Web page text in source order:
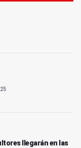
llegarán en las